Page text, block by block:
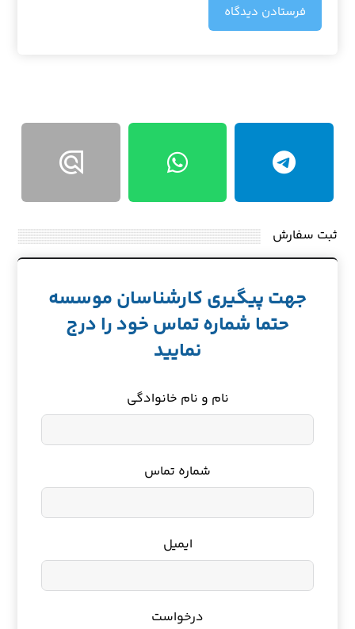
فرستادن دیدگاه
ثبت سفارش
جهت پیگیری کارشناسان موسسه
حتما شماره تماس خود را درج
نمایید
نام و نام خانوادگی
شماره تماس
ایمیل
درخواست